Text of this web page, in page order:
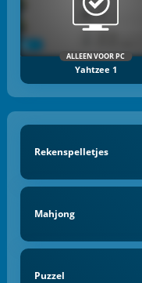
ALLEEN VOOR PC
Yahtzee 1
Rekenspelletjes
Mahjong
Puzzel